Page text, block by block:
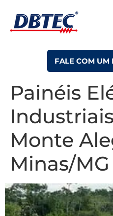
FALE COM UM
Painéis
Monte
Minas/MG